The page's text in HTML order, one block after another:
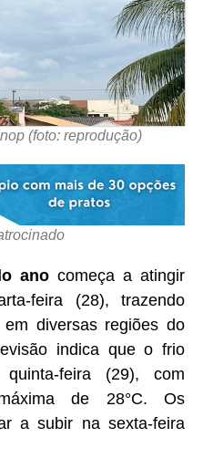
(foto: reprodução)
ano começa a atingir
feira (28), trazendo
diversas regiões do
indica que o frio
feira (29), com
de 28°C.
Os
a subir na sexta-feira